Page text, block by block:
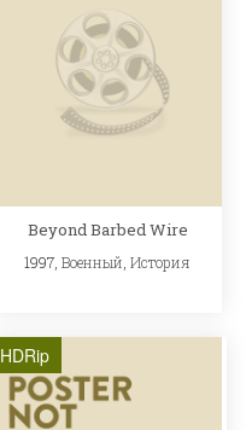
Beyond Barbed Wire
1997,Военный,История
HDRip